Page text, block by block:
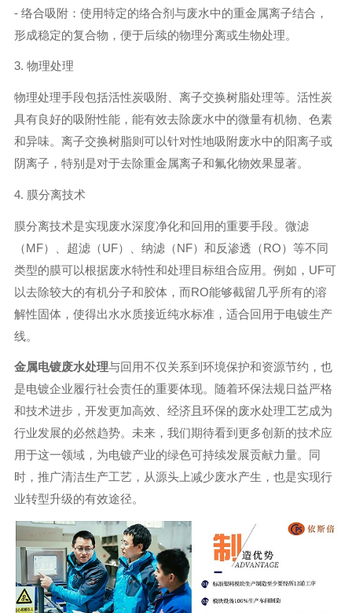
- 络合吸附：使用特定的络合剂与废水中的重金属离子结合，
形成稳定的复合物，便于后续的物理分离或生物处理。
3. 物理处理
物理处理手段包括活性炭吸附、离子交换树脂处理等。活性炭
具有良好的吸附性能，能有效去除废水中的微量有机物、色素
和异味。离子交换树脂则可以针对性地吸附废水中的阳离子或
阴离子，特别是对于去除重金属离子和氟化物效果显著。
4. 膜分离技术
膜分离技术是实现废水深度净化和回用的重要手段。微滤
（MF）、超滤（UF）、纳滤（NF）和反渗透（RO）等不同
类型的膜可以根据废水特性和处理目标组合应用。例如，UF可
以去除较大的有机分子和胶体，而RO能够截留几乎所有的溶
解性固体，使得出水水质接近纯水标准，适合回用于电镀生产
线。
金属电镀废水处理与回用不仅关系到环境保护和资源节约，也
是电镀企业履行社会责任的重要体现。随着环保法规日益严格
和技术进步，开发更加高效、经济且环保的废水处理工艺成为
行业发展的必然趋势。未来，我们期待看到更多创新的技术应
用于这一领域，为电镀产业的绿色可持续发展贡献力量。同
时，推广清洁生产工艺，从源头上减少废水产生，也是实现行
业转型升级的有效途径。